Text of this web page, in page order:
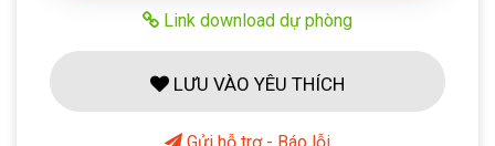
Link download dự phòng
LƯU VÀO YÊU THÍCH